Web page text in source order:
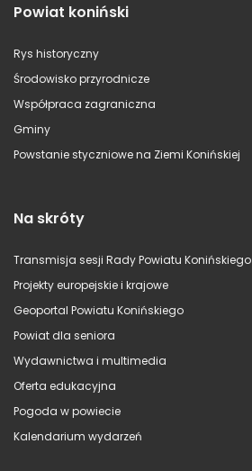
Powiat koniński
Rys historyczny
Środowisko przyrodnicze
Współpraca zagraniczna
Gminy
Powstanie styczniowe na Ziemi Konińskiej
Na skróty
Transmisja sesji Rady Powiatu Konińskiego
Projekty europejskie i krajowe
Geoportal Powiatu Konińskiego
Powiat dla seniora
Wydawnictwa i multimedia
Oferta edukacyjna
Pogoda w powiecie
Kalendarium wydarzeń